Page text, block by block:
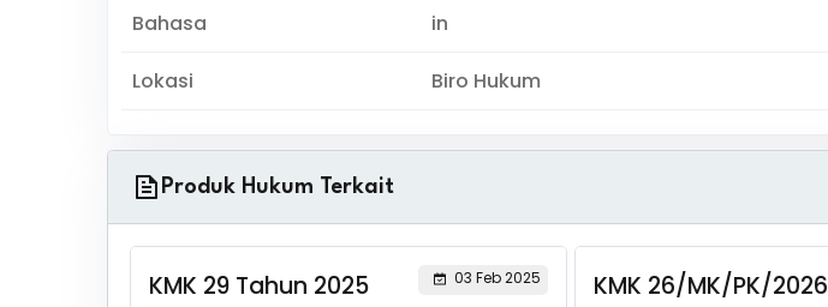
Bahasa in
Lokasi Biro Hukum
Produk Hukum Terkait
KMK 29 Tahun 2025
03 Feb 2025
KMK 26/MK/PK/2026